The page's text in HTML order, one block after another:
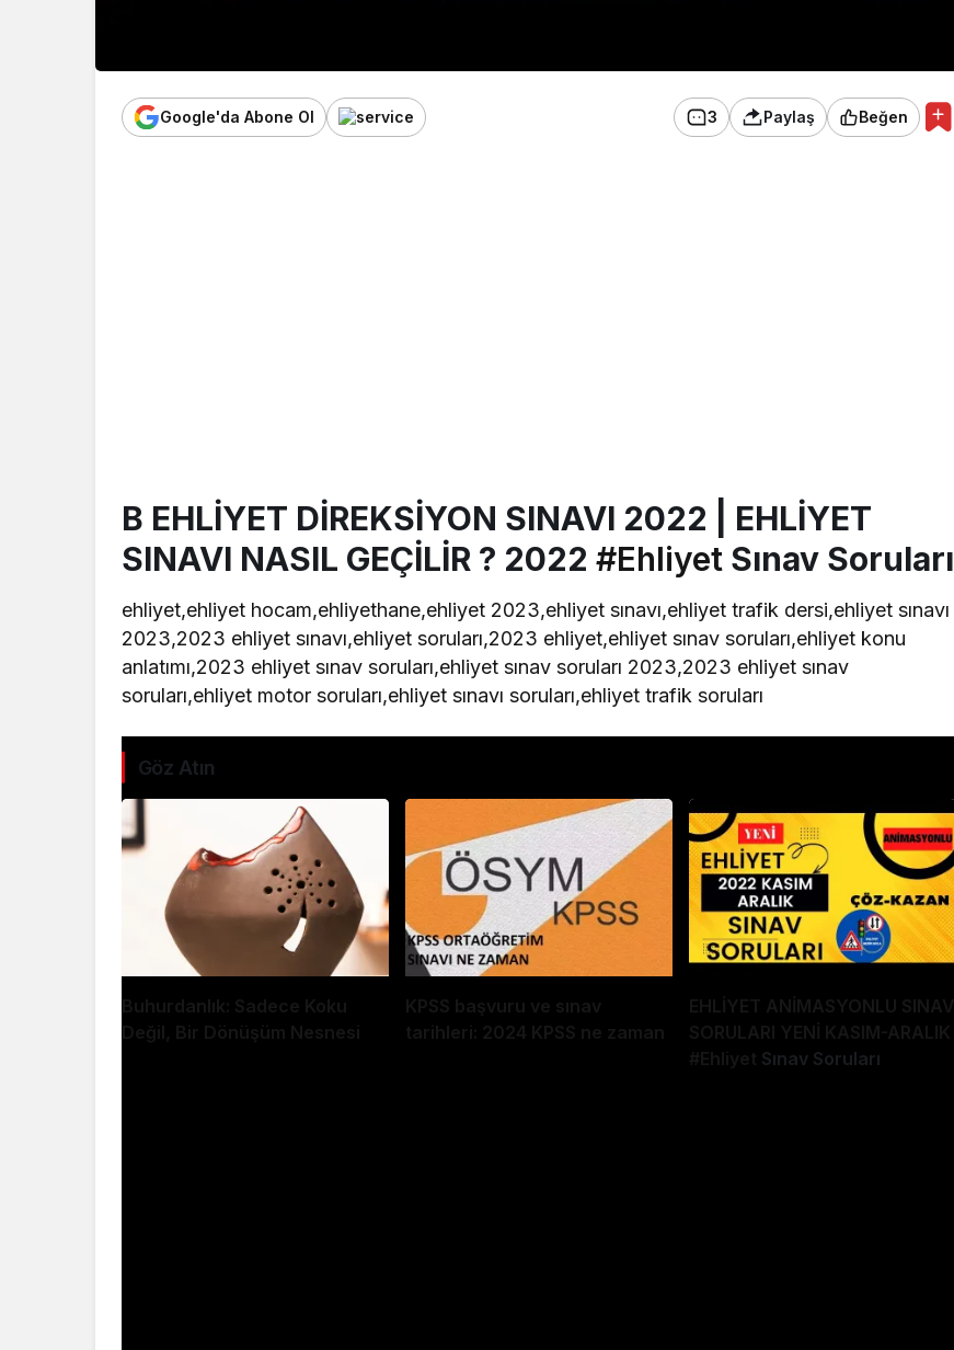
Google'da Abone Ol 3 Paylaş Beğen
B EHLİYET DİREKSİYON SINAVI 2022 | EHLİYET
SINAVI NASIL GEÇİLİR ? 2022 #Ehliyet Sınav Soruları
ehliyet,ehliyet hocam,ehliyethane,ehliyet 2023,ehliyet sınavı,ehliyet trafik dersi,ehliyet sınavı
2023,2023 ehliyet sınavı,ehliyet soruları,2023 ehliyet,ehliyet sınav soruları,ehliyet konu
anlatımı,2023 ehliyet sınav soruları,ehliyet sınav soruları 2023,2023 ehliyet sınav
soruları,ehliyet motor soruları,ehliyet sınavı soruları,ehliyet trafik soruları
Göz Atın
Sınav Soruları